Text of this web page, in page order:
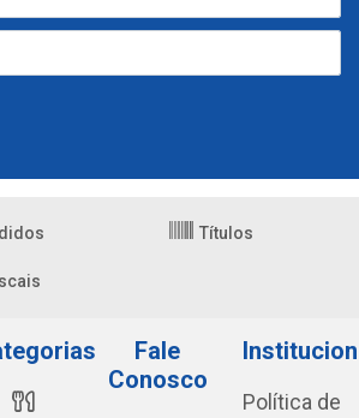
Títulos
Fale
Conosco
Política de